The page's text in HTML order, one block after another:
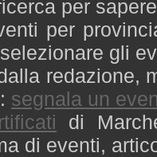
per
per
gli
redazione,
segnala un
di
di eventi,